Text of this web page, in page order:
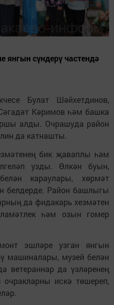
янгын сүндерү частендә
Булат Шәйхетдинов,
Кәримов һәм башка
алды. Очрашуда район
да катнашты.
бик җаваплы һәм
узды. Өлкән буын,
караулары, хөрмәт
белдерде. Район башлыгы
да фидакарь хезмәтен
һәм озын гомер
эшләре узган янгын
машиналары, музей белән
ветераннар да үзләренең
искә төшереп,